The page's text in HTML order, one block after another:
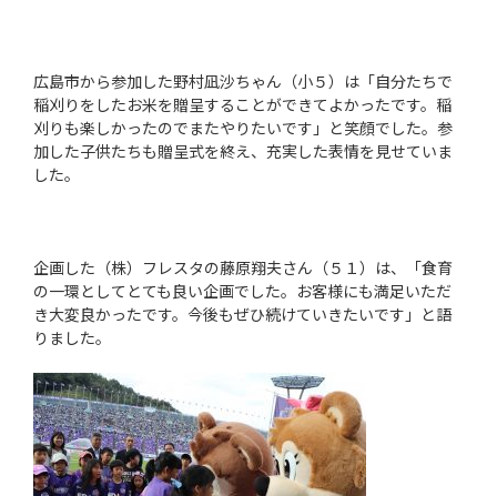
広島市から参加した野村凪沙ちゃん（小５）は「自分たちで
稲刈りをしたお米を贈呈することができてよかったです。稲
刈りも楽しかったのでまたやりたいです」と笑顔でした。参
加した子供たちも贈呈式を終え、充実した表情を見せていま
した。
企画した（株）フレスタの藤原翔夫さん（５１）は、「食育
の一環としてとても良い企画でした。お客様にも満足いただ
き大変良かったです。今後もぜひ続けていきたいです」と語
りました。